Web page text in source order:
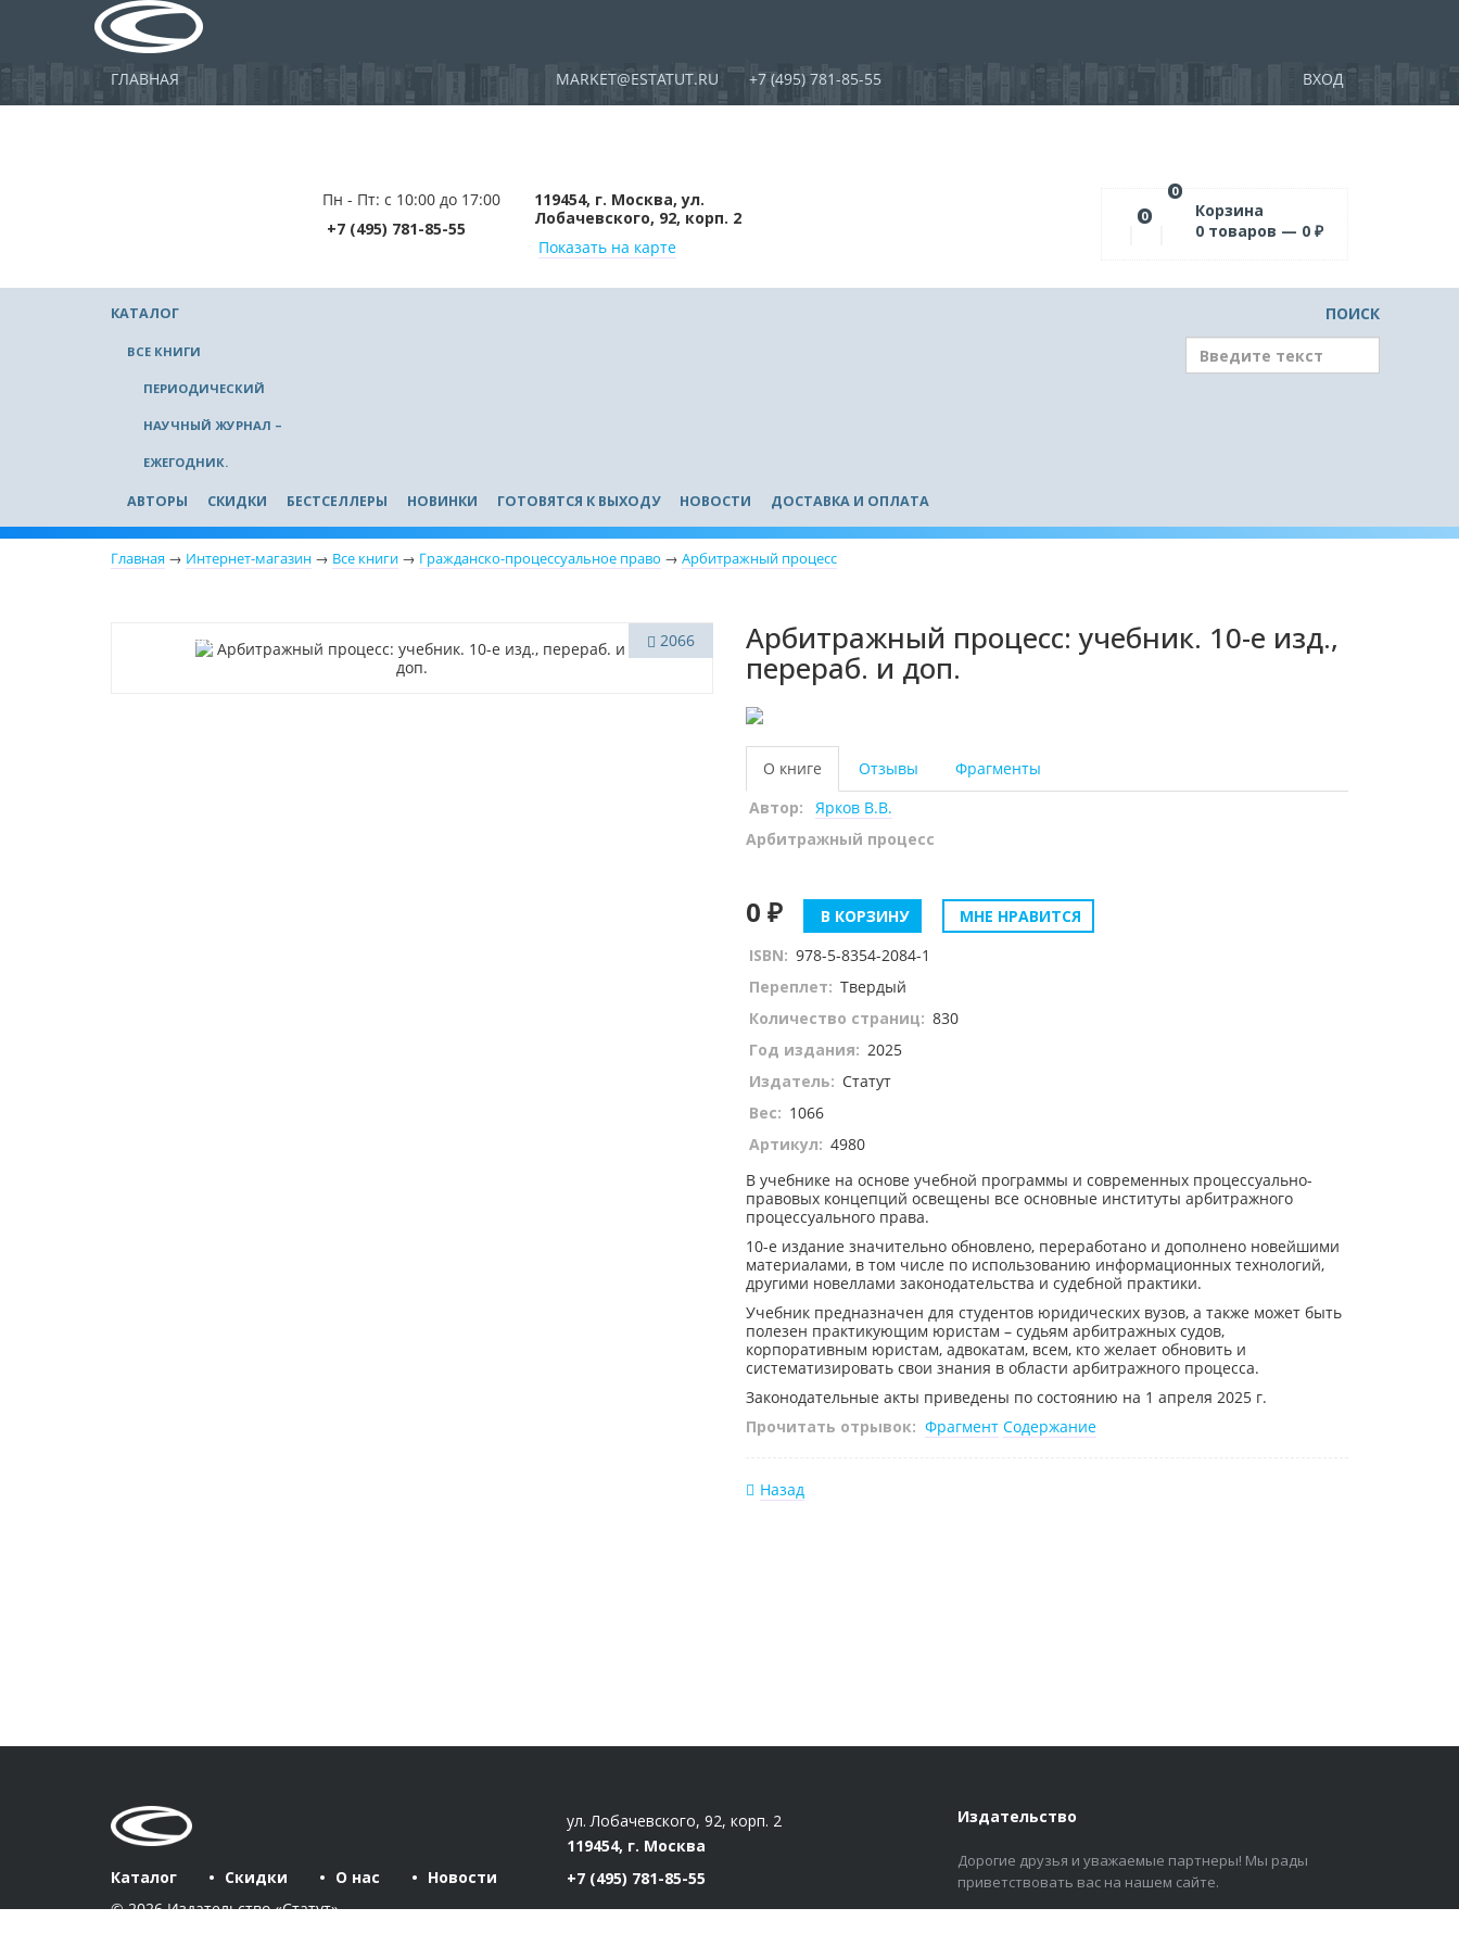
ГЛАВНАЯ MARKET@ESTATUT.RU +7 (495) 781-85-55 ВХОД
Пн - Пт: с 10:00 до 17:00
+7 (495) 781-85-55
119454, г. Москва, ул.
Лобачевского, 92, корп. 2
Показать на карте
0
0
Корзина
0 товаров — 0 ₽
КАТАЛОГ
ВСЕ КНИГИ
ПЕРИОДИЧЕСКИЙ
НАУЧНЫЙ ЖУРНАЛ –
ЕЖЕГОДНИК.
АВТОРЫ СКИДКИ БЕСТСЕЛЛЕРЫ НОВИНКИ ГОТОВЯТСЯ К ВЫХОДУ НОВОСТИ ДОСТАВКА И ОПЛАТА
ПОИСК
Главная → Интернет-магазин → Все книги → Гражданско-процессуальное право → Арбитражный процесс
Новинка
2066 Арбитражный процесс: учебник. 10-е изд.,
перераб. и доп.
О книге Отзывы
Фрагменты
Автор:
Ярков В.В.
Арбитражный процесс
0 ₽ В КОРЗИНУ
МНЕ НРАВИТСЯ
ISBN: 978-5-8354-2084-1
Переплет: Твердый
Количество страниц: 830
Год издания: 2025
Издатель: Статут
Вес: 1066
Артикул: 4980
В учебнике на основе учебной программы и современных процессуально-
правовых концепций освещены все основные институты арбитражного
процессуального права.
10-е издание значительно обновлено, переработано и дополнено новейшими
материалами, в том числе по использованию информационных технологий,
другими новеллами законодательства и судебной практики.
Учебник предназначен для студентов юридических вузов, а также может быть
полезен практикующим юристам – судьям арбитражных судов,
корпоративным юристам, адвокатам, всем, кто желает обновить и
систематизировать свои знания в области арбитражного процесса.
Законодательные акты приведены по состоянию на 1 апреля 2025 г.
Прочитать отрывок: Фрагмент Содержание
Назад
Каталог Скидки О нас
Новости
© 2026 Издательство «Статут»
ул. Лобачевского, 92, корп. 2
119454, г. Москва
+7 (495) 781-85-55
Издательство
Дорогие друзья и уважаемые партнеры! Мы рады
приветствовать вас на нашем сайте.